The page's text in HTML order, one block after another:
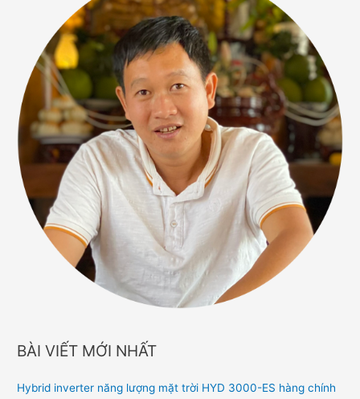
BÀI VIẾT MỚI NHẤT
Hybrid inverter năng lượng mặt trời HYD 3000-ES hàng chính